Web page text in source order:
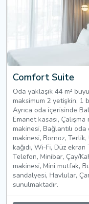
Comfort Suite
Oda yaklaşık 44 m²
maksimum 2 yetişkin, 1
Ayrıca oda içerisinde
Emanet kasası, Çalışma
makinesi, Bağlantılı
makinesi, Bornoz,
kağıdı, Wi-Fi, Düz
Telefon, Minibar, Çay/
makinesi, Mini mutfak,
sandalyesi, Havlular,
sunulmaktadır.